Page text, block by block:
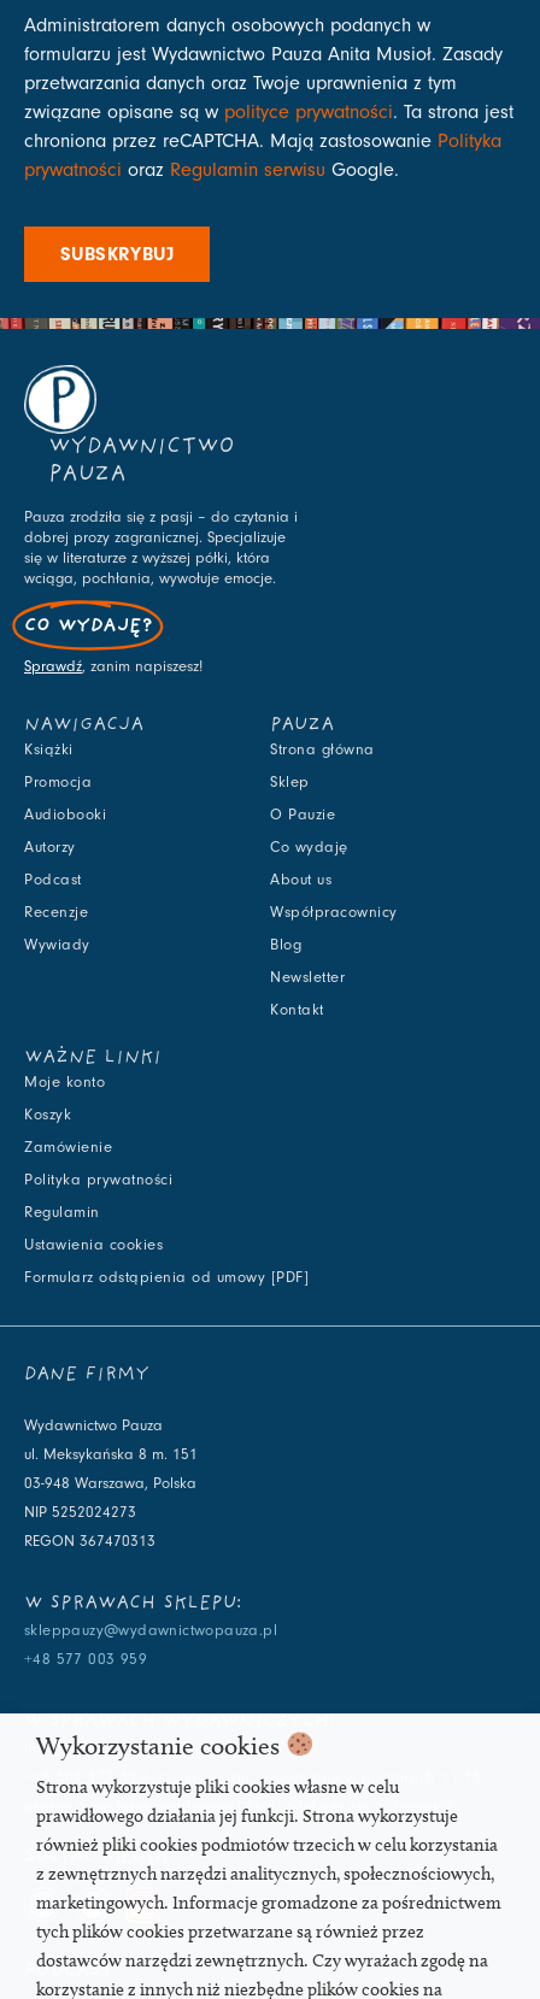
Administratorem danych osobowych podanych w
formularzu jest Wydawnictwo Pauza Anita Musioł. Zasady
przetwarzania danych oraz Twoje uprawnienia z tym
związane opisane są w polityce prywatności. Ta strona jest
chroniona przez reCAPTCHA. Mają zastosowanie Polityka
prywatności oraz Regulamin serwisu Google.
SUBSKRYBUJ
WYDAWNICTWO
PAUZA
Pauza zrodziła się z pasji – do czytania i
dobrej prozy zagranicznej. Specjalizuje
się w literaturze z wyższej półki, która
wciąga, pochłania, wywołuje emocje.
CO WYDAJĘ?
Sprawdź, zanim napiszesz!
NAWIGACJA
Książki
Promocja
Audiobooki
Autorzy
Podcast
Recenzje
Wywiady
PAUZA
Strona główna
Sklep
O Pauzie
Co wydaję
About us
Współpracownicy
Blog
Newsletter
Kontakt
WAŻNE LINKI
Moje konto
Koszyk
Zamówienie
Polityka prywatności
Regulamin
Ustawienia cookies
Formularz odstąpienia od umowy [PDF]
DANE FIRMY
Wydawnictwo Pauza
ul. Meksykańska 8 m. 151
03-948 Warszawa, Polska
NIP 5252024273
REGON 367470313
W SPRAWACH SKLEPU:
skleppauzy@wydawnictwopauza.pl
+48 577 003 959
info@wydawnictwopauza.pl
+48 501 177 119 (czynny w dni powszednie w godzinach 11-15,
proszę o wysłanie wiadomości SMS, gdybym nie odbierała)
SOCIAL MEDIA
PODCAST
Wykorzystanie cookies
Strona wykorzystuje pliki cookies własne w celu
prawidłowego działania jej funkcji. Strona wykorzystuje
również pliki cookies podmiotów trzecich w celu korzystania
z zewnętrznych narzędzi analitycznych, społecznościowych,
marketingowych. Informacje gromadzone za pośrednictwem
tych plików cookies przetwarzane są również przez
dostawców narzędzi zewnętrznych. Czy wyrażach zgodę na
korzystanie z innych niż niezbędne plików cookies na